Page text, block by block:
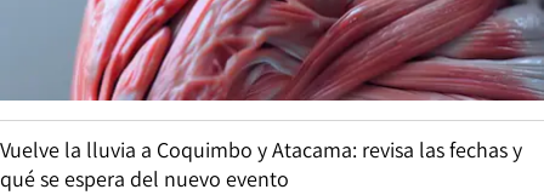
Vuelve la lluvia a Coquimbo y Atacama: revisa las fechas y
qué se espera del nuevo evento